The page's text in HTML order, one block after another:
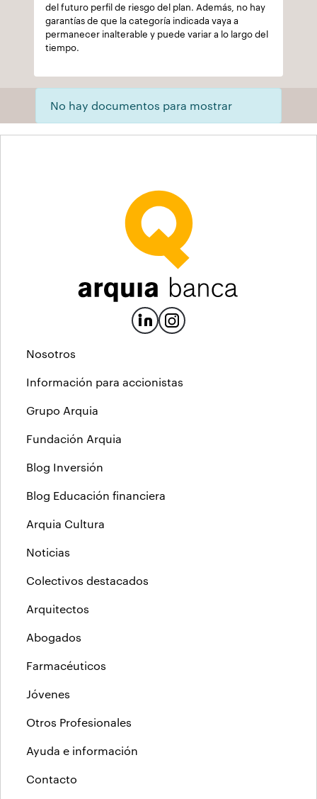
del futuro perfil de riesgo del plan. Además, no hay
garantías de que la categoría indicada vaya a
permanecer inalterable y puede variar a lo largo del
tiempo.
No hay documentos para mostrar
Nosotros
Información para accionistas
Grupo Arquia
Fundación Arquia
Blog Inversión
Blog Educación financiera
Arquia Cultura
Noticias
Colectivos destacados
Arquitectos
Abogados
Farmacéuticos
Jóvenes
Otros Profesionales
Ayuda e información
Contacto